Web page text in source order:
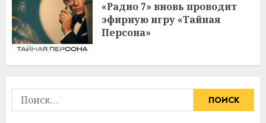
«Радио 7» вновь проводит
эфирную игру «Тайная
Персона»
Найти: